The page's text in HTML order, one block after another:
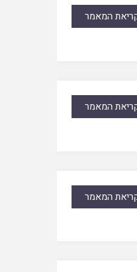
המאמר
המאמר
המאמר